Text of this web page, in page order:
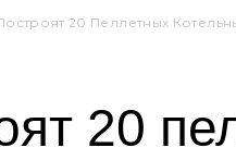
20 Пеллетных
20